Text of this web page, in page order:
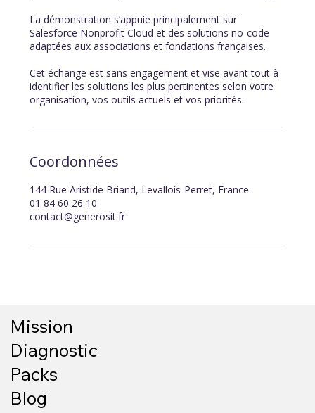
La démonstration s’appuie principalement sur
Salesforce Nonprofit Cloud et des solutions no-code
adaptées aux associations et fondations françaises.
Cet échange est sans engagement et vise avant tout à
identifier les solutions les plus pertinentes selon votre
organisation, vos outils actuels et vos priorités.
Coordonnées
144 Rue Aristide Briand, Levallois-Perret, France
01 84 60 26 10
contact@generosit.fr
Mission
Diagnostic
Packs
Blog